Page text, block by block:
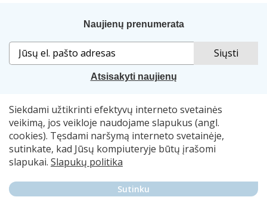
Siekdami užtikrinti efektyvų interneto svetainės
veikimą, jos veikloje naudojame slapukus (angl.
cookies). Tęsdami naršymą interneto svetainėje,
sutinkate, kad Jūsų kompiuteryje būtų įrašomi
slapukai. Slapukų politika
Sutinku
Naujienų prenumerata
Atsisakyti naujienų
Sprendimas: „Idamas“ . Naudojama „Smart Web“
sistema.
© 2007–2026 Lietuvos nacionalinė Martyno Mažvydo
biblioteka, el. p.skaitymometai@lnb.lt
Autorių teisės. Publikuojamų duomenų naudojimas